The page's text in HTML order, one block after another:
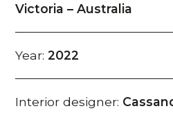
Victoria – Australia
Year:2022
Interior designer: